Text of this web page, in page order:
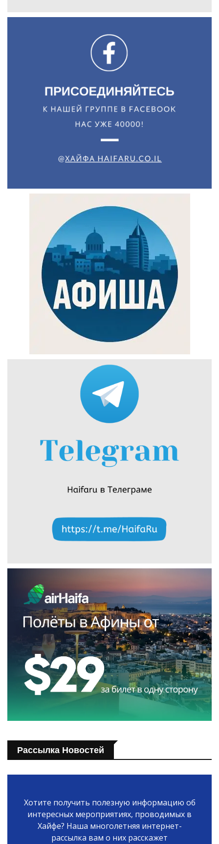
Рассылка Новостей
Хотите получить полезную информацию об
интересных мероприятиях, проводимых в
Хайфе? Наша многолетняя интернет-
рассылка вам о них расскажет